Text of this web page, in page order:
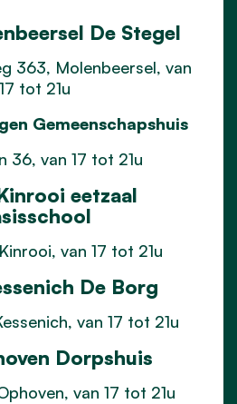
De Stegel
363, Molenbeersel, van
17 tot 21u
Gemeenschapshuis
36, van 17 tot 21u
eetzaal
van 17 tot 21u
De Borg
van 17 tot 21u
Dorpshuis
van 17 tot 21u